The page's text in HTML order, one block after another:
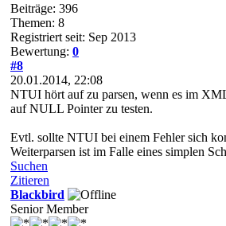
Beiträge: 396
Themen: 8
Registriert seit: Sep 2013
Bewertung: 0
#8
20.01.2014, 22:08
NTUI hört auf zu parsen, wenn es im
auf NULL Pointer zu testen.
Evtl. sollte NTUI bei einem Fehler sich
Weiterparsen ist im Falle eines simplen
Suchen
Zitieren
Blackbird
Senior Member